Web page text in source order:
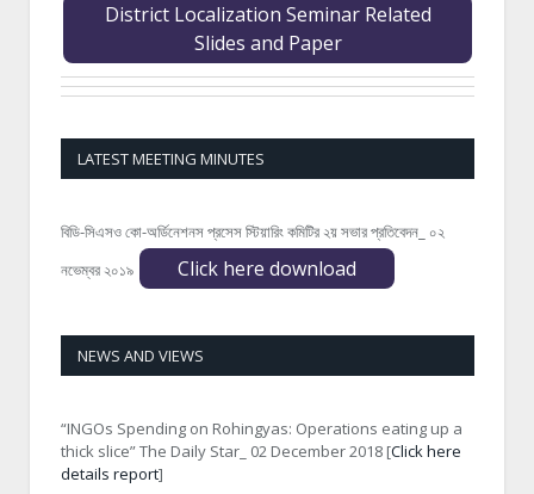
District Localization Seminar Related
Slides and Paper
LATEST MEETING MINUTES
বিডি-সিএসও কো-অর্ডিনেশনস প্রসেস স্টিয়ারিং কমিটির ২য় সভার প্রতিবেদন_ ০২
নভেম্বর ২০১৯
Click here download
NEWS AND VIEWS
“INGOs Spending on Rohingyas: Operations eating up a
thick slice” The Daily Star_ 02 December 2018 [Click here
details report]